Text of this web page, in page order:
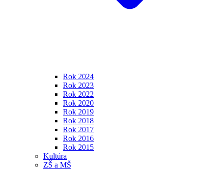
Rok 2024
Rok 2023
Rok 2022
Rok 2020
Rok 2019
Rok 2018
Rok 2017
Rok 2016
Rok 2015
Kultúra
ZŠ a MŠ